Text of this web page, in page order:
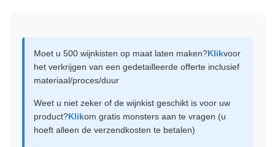
Moet u 500 wijnkisten op maat laten maken?Klikvoor
het verkrijgen van een gedetailleerde offerte inclusief
materiaal/proces/duur
Weet u niet zeker of de wijnkist geschikt is voor uw
product?Klikom gratis monsters aan te vragen (u
hoeft alleen de verzendkosten te betalen)